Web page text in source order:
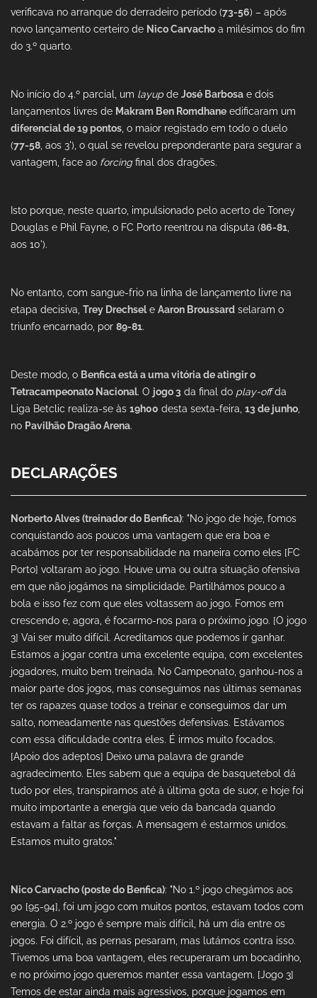
verificava no arranque do derradeiro período (73-56) – após
novo lançamento certeiro de Nico Carvacho a milésimos do fim
do 3.º quarto.
No início do 4.º parcial, um layup de José Barbosa e dois
lançamentos livres de Makram Ben Romdhane edificaram um
diferencial de 19 pontos , o maior registado em todo o duelo
(77-58 , aos 3'), o qual se revelou preponderante para segurar a
vantagem, face ao forcingfinal dos dragões.
Isto porque, neste quarto, impulsionado pelo acerto de Toney
Douglas e Phil Fayne, o FC Porto reentrou na disputa (86-81
aos 10').
No entanto, com sangue-frio na linha de lançamento livre na
etapa decisiva, Trey Drechsele Aaron Broussard selaram o
triunfo encarnado, por 89-81.
Deste modo, o Benfica está a uma vitória de atingir o
Tetracampeonato Nacional. O jogo 3 da final do play-offda
Liga Betclic realiza-se às 19h00 desta sexta-feira, 13 de junho
no Pavilhão Dragão Arena.
DECLARAÇÕES
Norberto Alves (treinador do Benfica): "No jogo de hoje, fomos
conquistando aos poucos uma vantagem que era boa e
acabámos por ter responsabilidade na maneira como eles [FC
Porto] voltaram ao jogo. Houve uma ou outra situação ofensiva
em que não jogámos na simplicidade. Partilhámos pouco a
bola e isso fez com que eles voltassem ao jogo. Fomos em
crescendo e, agora, é focarmo-nos para o próximo jogo. [O jogo
3] Vai ser muito difícil. Acreditamos que podemos ir ganhar.
Estamos a jogar contra uma excelente equipa, com excelentes
jogadores, muito bem treinada. No Campeonato, ganhou-nos a
maior parte dos jogos, mas conseguimos nas últimas semanas
ter os rapazes quase todos a treinar e conseguimos dar um
salto, nomeadamente nas questões defensivas. Estávamos
com essa dificuldade contra eles. É irmos muito focados.
[Apoio dos adeptos] Deixo uma palavra de grande
agradecimento. Eles sabem que a equipa de basquetebol dá
tudo por eles, transpiramos até à última gota de suor, e hoje foi
muito importante a energia que veio da bancada quando
estavam a faltar as forças. A mensagem é estarmos unidos.
Estamos muito gratos."
Nico Carvacho (poste do Benfica): "No 1.º jogo chegámos aos
90 [95-94], foi um jogo com muitos pontos, estavam todos com
energia. O 2.º jogo é sempre mais difícil, há um dia entre os
jogos. Foi difícil, as pernas pesaram, mas lutámos contra isso.
Tivemos uma boa vantagem, eles recuperaram um bocadinho,
e no próximo jogo queremos manter essa vantagem. [Jogo 3]
Temos de estar ainda mais agressivos, porque jogamos em